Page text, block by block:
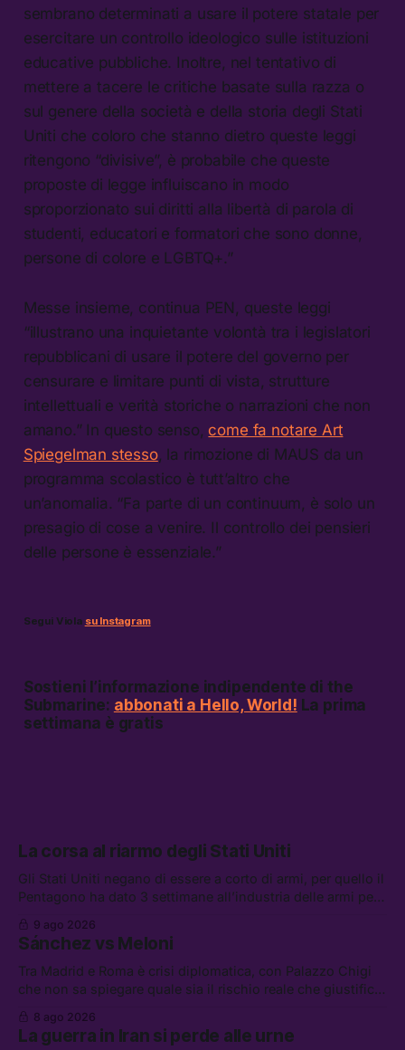
sembrano determinati a usare il potere statale per
esercitare un controllo ideologico sulle istituzioni
educative pubbliche. Inoltre, nel tentativo di
mettere a tacere le critiche basate sulla razza o
sul genere della società e della storia degli Stati
Uniti che coloro che stanno dietro queste leggi
ritengono “divisive”, è probabile che queste
proposte di legge influiscano in modo
sproporzionato sui diritti alla libertà di parola di
studenti, educatori e formatori che sono donne,
persone di colore e LGBTQ+.”
Messe insieme, continua PEN, queste leggi
“illustrano una inquietante volontà tra i legislatori
repubblicani di usare il potere del governo per
censurare e limitare punti di vista, strutture
intellettuali e verità storiche o narrazioni che non
amano.” In questo senso, come fa notare Art
Spiegelman stesso, la rimozione di MAUS da un
programma scolastico è tutt’altro che
un’anomalia. “Fa parte di un continuum, è solo un
presagio di cose a venire. Il controllo dei pensieri
delle persone è essenziale.”
Segui Viola su Instagram
Sostieni l’informazione indipendente di the
Submarine: abbonati a Hello, World! La prima
settimana è gratis
La corsa al riarmo degli Stati Uniti
Gli Stati Uniti negano di essere a corto di armi, per quello il
Pentagono ha dato 3 settimane all’industria delle armi per
continuerà ad usare i servizi di Palantir, la protesta contro
La Russa, e la centrale elettrica di Amazon in Texas
9 ago 2026
Sánchez vs Meloni
Tra Madrid e Roma è crisi diplomatica, con Palazzo Chigi
che non sa spiegare quale sia il rischio reale che giustifica
di difesa tra Arabia Saudita, Pakistan e Turchia, la crisi del
carburante irregolare, e un altro caso di IA ribelle
8 ago 2026
La guerra in Iran si perde alle urne